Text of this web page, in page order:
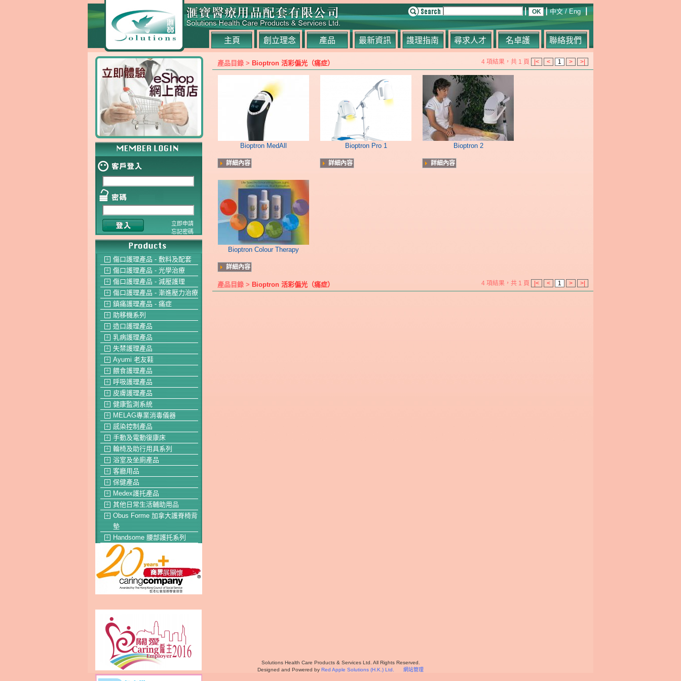
主頁 創立理念 產品 最新資訊 謢理指南 尋求人才 名卓護 聯絡我們
中文 /Eng
立即申請
忘記密碼
＋ 傷口護理產品 - 敷料及配套
＋ 傷口護理產品 - 光學治療
＋ 傷口護理產品 - 減壓護理
＋ 傷口護理產品 - 漸進壓力治療
＋ 鎮痛護理產品 - 痛症
＋ 助移機系列
＋ 造口護理產品
＋ 乳病護理產品
＋ 失禁護理產品
＋ Ayumi 老友鞋
＋ 餵食護理產品
＋ 呼吸護理產品
＋ 皮膚護理產品
＋ 健康監測系統
＋ MELAG專業消毒儀器
＋ 感染控制產品
＋ 手動及電動復康床
＋ 輪椅及助行用具系列
＋ 浴室及坐廁產品
＋ 客廳用品
＋ 保健產品
＋ Medex護托產品
＋ 其他日常生活輔助用品
＋
Obus Forme 加拿大護脊椅背
墊
＋ Handsome 腰部護托系列
4 項結果，共 1 頁 |< < 1 > >|
產品目錄 > Bioptron 活彩偏光（痛症）
Bioptron MedAll
詳細內容
Bioptron Pro 1
詳細內容
Bioptron 2
詳細內容
Bioptron Colour Therapy
詳細內容
4 項結果，共 1 頁 |< < 1 > >|
產品目錄 > Bioptron 活彩偏光（痛症）
Solutions Health Care Products & Services Ltd. All Rights Reserved.
Designed and Powered by Red Apple Solutions (H.K.) Ltd. 網站管理